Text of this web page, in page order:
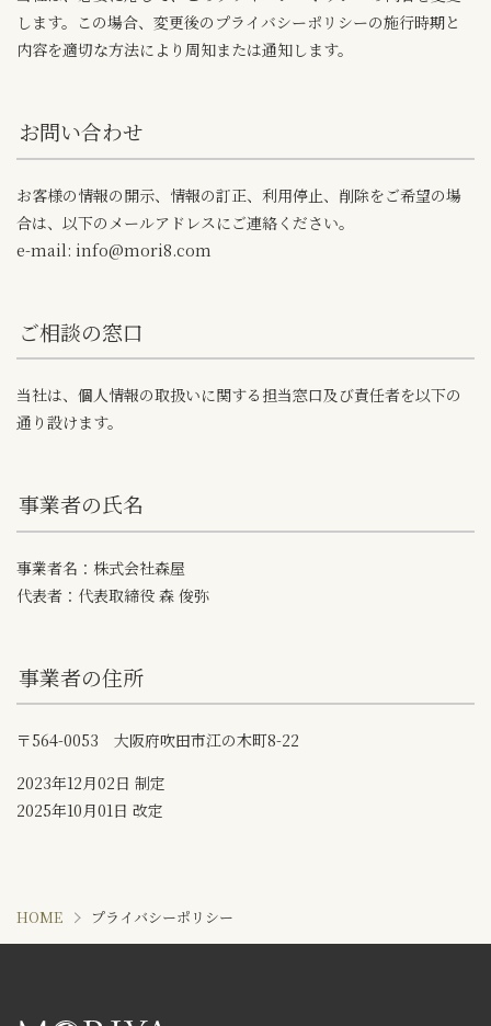
します。この場合、変更後のプライバシーポリシーの施行時期と
内容を適切な方法により周知または通知します。
お問い合わせ
お客様の情報の開示、情報の訂正、利用停止、削除をご希望の場
合は、以下のメールアドレスにご連絡ください。
e-mail: info@mori8.com
ご相談の窓口
当社は、個人情報の取扱いに関する担当窓口及び責任者を以下の
通り設けます。
事業者の氏名
事業者名：株式会社森屋
代表者：代表取締役 森 俊弥
事業者の住所
〒564-0053 大阪府吹田市江の木町8-22
2023年12月02日 制定
2025年10月01日 改定
HOME プライバシーポリシー